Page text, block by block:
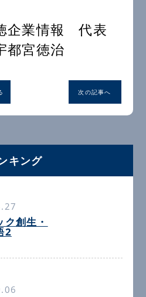
情報 代表
宮徳治
次の記事へ
キング
ク創生・
2